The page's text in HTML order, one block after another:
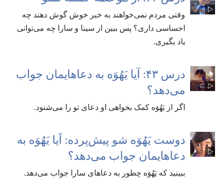
وقتی مردم نمی‌خواهند به خبر خوش گوش دهند چه
احساسی داری؟‏ پس ببین از سینا و سارا چه می‌توانی
یاد بگیری.‏
درس ۴۳:‏ آیا یَهُوَه به دعاهایمان جواب
می‌دهد؟‏
اگر از یَهُوَه کمک بخواهی او دعای تو را می‌شنود.‏
دوست یَهُوَه شو پیش‌پرده:‏ آیا یَهُوَه به
دعاهایمان جواب می‌دهد؟‏
ببینید که یَهُوَه چطور به دعاهای سارا جواب می‌دهد.‏